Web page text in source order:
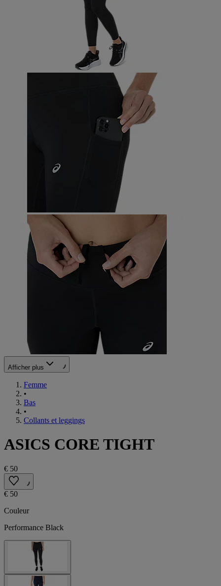
Afficher plus
Femme
•
Bas
•
Collants et leggings
ASICS CORE TIGHT
€ 50
€ 50
Couleur
Performance Black